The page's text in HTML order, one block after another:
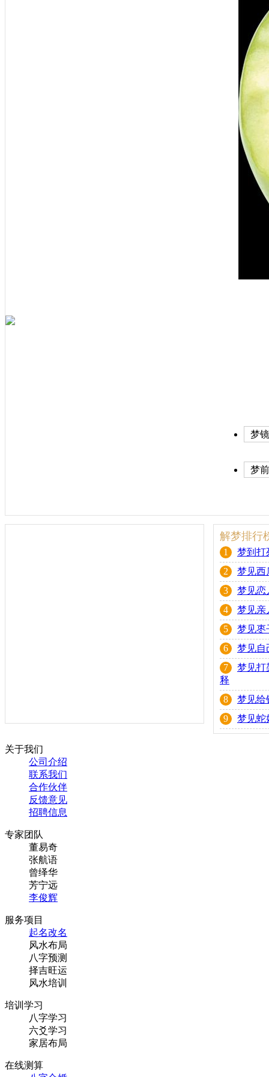
梦
历)
梦
解梦排行
1
梦到打
2
梦见西
3
梦见恋
4
梦见亲
5
梦见枣
6
梦见自
7
梦见打
释
8
梦见给
9
梦见蛇
公司介绍
联系我们
合作伙伴
反馈意见
招聘信息
董易奇
张航语
曾绎华
芳宁远
李俊辉
起名改名
风水布局
八字预测
择吉旺运
风水培训
八字学习
六爻学习
家居布局
八字合婚